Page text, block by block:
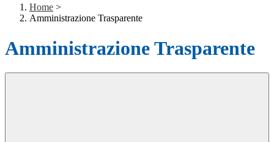
Home >
Amministrazione Trasparente
Amministrazione Trasparente